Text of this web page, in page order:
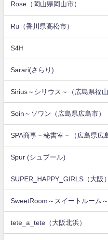
Rose（岡山県岡山市）
Ru（香川県高松市）
S4H
Sarari(さらり)
Sirius～シリウス～（広島県福山
Soin～ソワン（広島県広島市）
SPA商事－秘書室－（広島県広
Spur (シュプール)
SUPER_HAPPY_GIRLS（大阪）
SweetRoom～スイートルーム
tete_a_tete（大阪北浜）